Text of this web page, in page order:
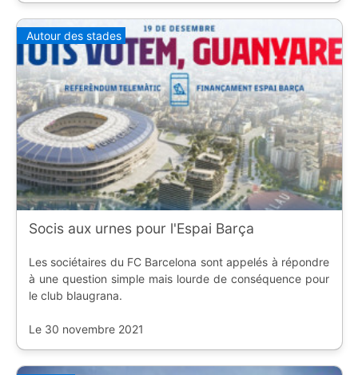
Autour des stades
Socis aux urnes pour l'Espai Barça
Les sociétaires du FC Barcelona sont appelés à répondre
à une question simple mais lourde de conséquence pour
le club blaugrana.
Le 30 novembre 2021